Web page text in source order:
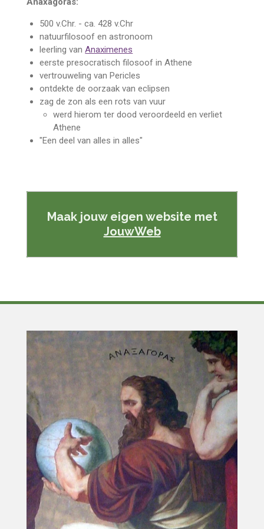
500v.Chr. - ca. 428 v.Chr
natuurfilosoof en astronoom
leerling van Anaximenes
eerste presocratisch filosoof in Athene
vertrouweling van Pericles
ontdekte de oorzaak van eclipsen
zag de zon als een rots van vuur
werd hierom ter dood veroordeeld en verliet
Athene
"Een deel van alles in alles"
Maak jouw eigen website met
JouwWeb